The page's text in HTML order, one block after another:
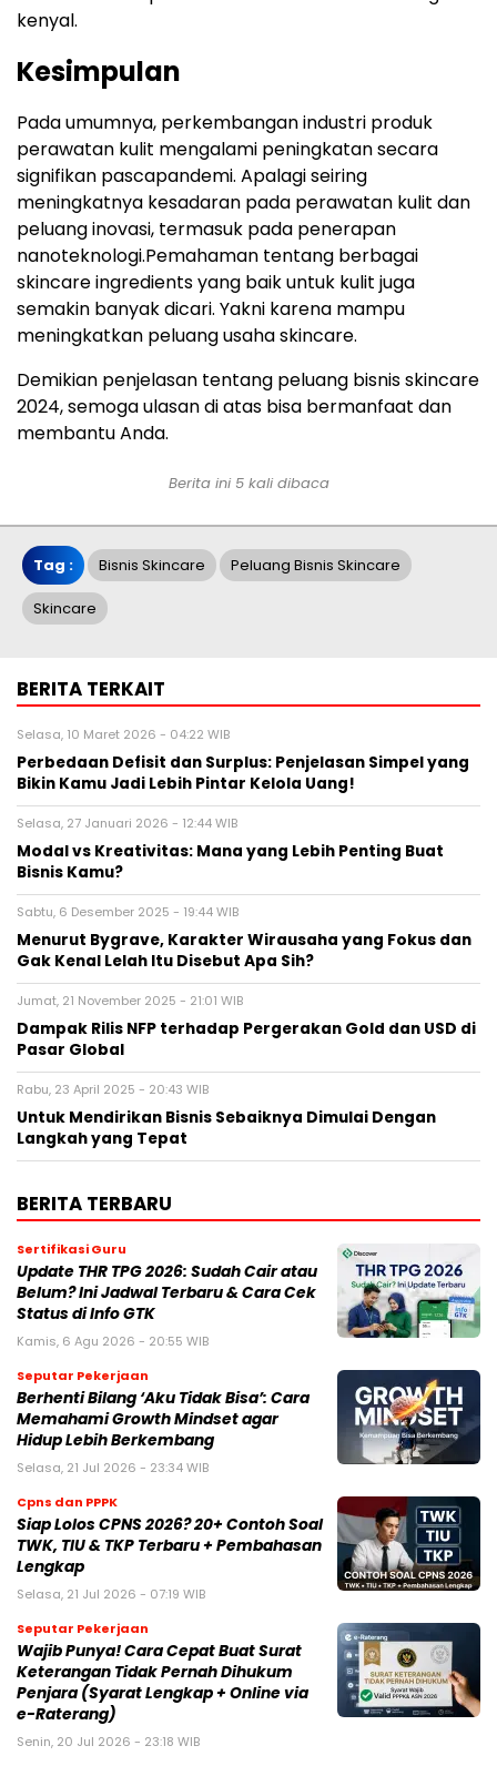
kenyal.
Kesimpulan
Pada umumnya, perkembangan industri produk
perawatan kulit mengalami peningkatan secara
signifikan pascapandemi. Apalagi seiring
meningkatnya kesadaran pada perawatan kulit dan
peluang inovasi, termasuk pada penerapan
nanoteknologi.Pemahaman tentang berbagai
skincare ingredients yang baik untuk kulit juga
semakin banyak dicari. Yakni karena mampu
meningkatkan peluang usaha skincare.
Demikian penjelasan tentang peluang bisnis skincare
2024, semoga ulasan di atas bisa bermanfaat dan
membantu Anda.
Berita ini 5 kali dibaca
Tag : Bisnis Skincare Peluang Bisnis Skincare
Skincare
BERITA TERKAIT
Selasa, 10 Maret 2026 - 04:22 WIB
Perbedaan Defisit dan Surplus: Penjelasan Simpel yang
Bikin Kamu Jadi Lebih Pintar Kelola Uang!
Selasa, 27 Januari 2026 - 12:44 WIB
Modal vs Kreativitas: Mana yang Lebih Penting Buat
Bisnis Kamu?
Sabtu, 6 Desember 2025 - 19:44 WIB
Menurut Bygrave, Karakter Wirausaha yang Fokus dan
Gak Kenal Lelah Itu Disebut Apa Sih?
Jumat, 21 November 2025 - 21:01 WIB
Dampak Rilis NFP terhadap Pergerakan Gold dan USD di
Pasar Global
Rabu, 23 April 2025 - 20:43 WIB
Untuk Mendirikan Bisnis Sebaiknya Dimulai Dengan
Langkah yang Tepat
BERITA TERBARU
Sertifikasi Guru
Update THR TPG 2026: Sudah Cair atau
Belum? Ini Jadwal Terbaru & Cara Cek
Status di Info GTK
Kamis, 6 Agu 2026 - 20:55 WIB
Seputar Pekerjaan
Berhenti Bilang ‘Aku Tidak Bisa’: Cara
Memahami Growth Mindset agar
Hidup Lebih Berkembang
Selasa, 21 Jul 2026 - 23:34 WIB
Cpns dan PPPK
Siap Lolos CPNS 2026? 20+ Contoh Soal
TWK, TIU & TKP Terbaru + Pembahasan
Lengkap
Selasa, 21 Jul 2026 - 07:19 WIB
Seputar Pekerjaan
Wajib Punya! Cara Cepat Buat Surat
Keterangan Tidak Pernah Dihukum
Penjara (Syarat Lengkap + Online via
e-Raterang)
Senin, 20 Jul 2026 - 23:18 WIB